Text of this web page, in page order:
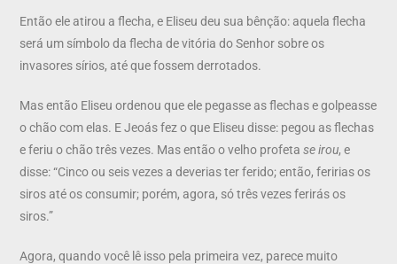
Então ele atirou a flecha, e Eliseu deu sua bênção: aquela flecha
será um símbolo da flecha de vitória do Senhor sobre os
invasores sírios, até que fossem derrotados.
Mas então Eliseu ordenou que ele pegasse as flechas e golpeasse
o chão com elas. E Jeoás fez o que Eliseu disse: pegou as flechas
e feriu o chão três vezes. Mas então o velho profetase irou, e
disse: “Cinco ou seis vezes a deverias ter ferido; então, feririas os
siros até os consumir; porém, agora, só três vezes ferirás os
siros.”
Agora, quando você lê isso pela primeira vez, parece muito